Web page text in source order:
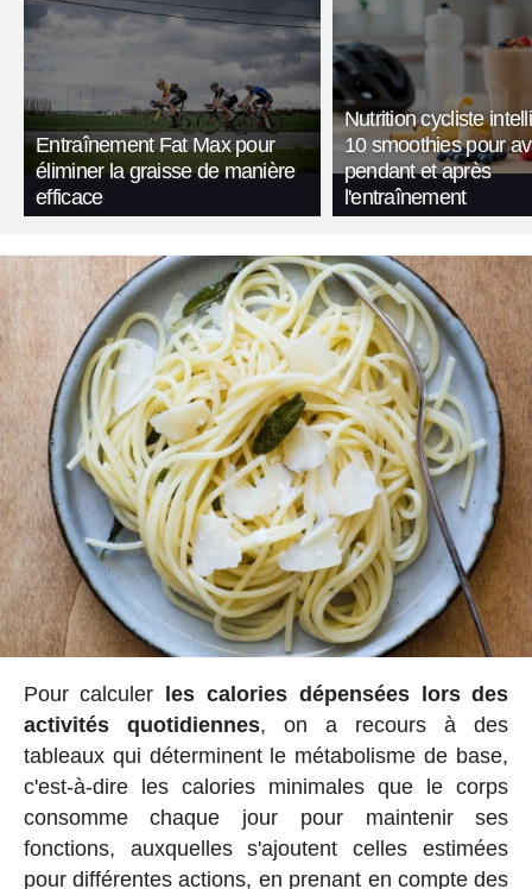
Entraînement Fat Max pour
éliminer la graisse de manière
efficace
Nutrition cycliste
10 smoothies pour
pendant et après
l'entraînement
Pour calculer les calories dépensées lors des
activités quotidiennes, on a recours à des
tableaux qui déterminent le métabolisme de base,
c'est-à-dire les calories minimales que le corps
consomme chaque jour pour maintenir ses
fonctions, auxquelles s'ajoutent celles estimées
pour différentes actions, en prenant en compte des